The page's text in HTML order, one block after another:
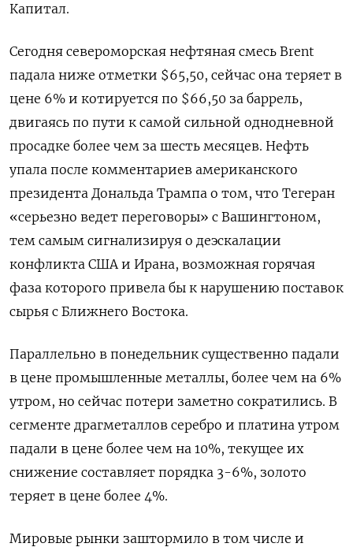
Капитал.
Сегодня североморская нефтяная смесь Brent
падала ниже отметки $65,50, сейчас она теряет в
цене 6% и котируется по $66,50 ‌за баррель,
двигаясь по пути к самой сильной однодневной
просадке более чем за шесть месяцев. Нефть
упала после комментариев американского
президента Дональда Трампа о том, что Тегеран
«серьезно ведет переговоры» с Вашингтоном,
тем самым сигнализируя о деэскалации
конфликта США и Ирана, возможная горячая
фаза которого привела бы к нарушению поставок
сырья с Ближнего Востока.
Параллельно в понедельник существенно падали
в цене промышленные металлы, более чем на 6%
утром, но сейчас потери заметно сократились. В
сегменте драгметаллов серебро и платина утром
падали в цене более чем на 10%, текущее их
снижение составляет порядка 3-6%, золото
теряет в цене более 4%.
Мировые рынки ‍заштормило в том числе и